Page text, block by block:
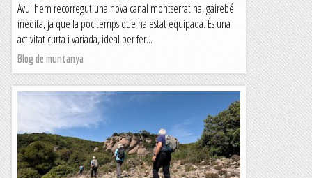
Avui hem recorregut una nova canal montserratina, gairebé
inèdita, ja que fa poc temps que ha estat equipada. És una
activitat curta i variada, ideal per fer...
Blog de muntanya